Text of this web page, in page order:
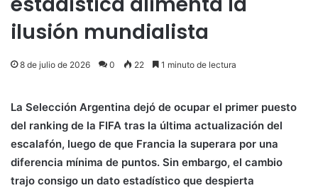
ilusión mundialista
8 de julio de 2026 0 22 1 minuto de lectura
La Selección Argentina dejó de ocupar el primer puesto
del ranking de la FIFA tras la última actualización del
escalafón, luego de que Francia la superara por una
diferencia mínima de puntos. Sin embargo, el cambio
trajo consigo un dato estadístico que despierta